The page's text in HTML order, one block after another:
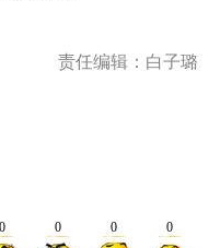
责任编辑：白子璐